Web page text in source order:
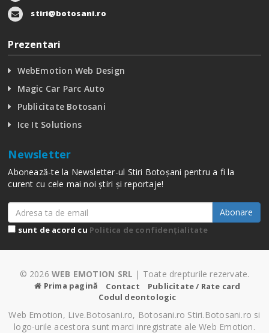
stiri@botosani.ro
Prezentari
WebEmotion Web Design
Magic Car Parc Auto
Publicitate Botosani
Ice It Solutions
Newsletter
Abonează-te la Newsletter-ul Stiri Botoșani pentru a fi la
curent cu cele mai noi știri și reportaje!
Abonare
sunt de acord cu Politica de confidențialitate
© 2026 WEB EMOTION SRL | Toate drepturile rezervate.
Prima pagină Contact
Publicitate / Rate card
Codul deontologic
Web Emotion, Live.Botosani.ro, Botosani.ro Stiri.Botosani.ro si
logo-urile acestora sunt marci inregistrate ale Web Emotion.